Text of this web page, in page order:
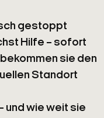
gestoppt
Hilfe – sofort
sie den
Standort
und wie weit sie